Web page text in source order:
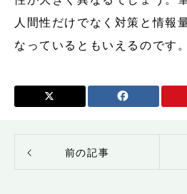
人間性だけでなく対策と情報
なっているともいえるのです。
前の記事